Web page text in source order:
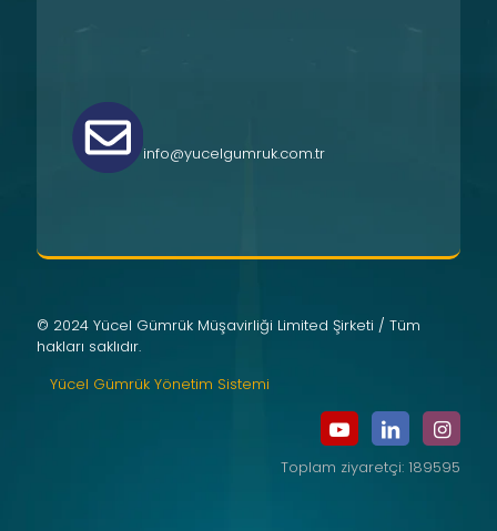
info@yucelgumruk.com.tr
© 2024 Yücel Gümrük Müşavirliği Limited Şirketi / Tüm
hakları saklıdır.
Yücel Gümrük Yönetim Sistemi
Toplam ziyaretçi: 189595